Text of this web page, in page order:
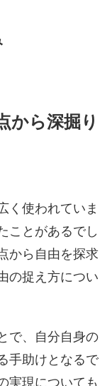
から深掘り
く使われていま
ことがあるでし
から自由を探求
の捉え方につい
で、自分自身の
手助けとなるで
実現についても